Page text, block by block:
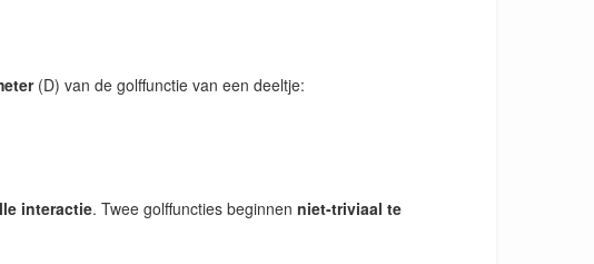
(D) van de golffunctie van een deeltje:
interactie. Twee golffuncties beginnen niet-triviaal te